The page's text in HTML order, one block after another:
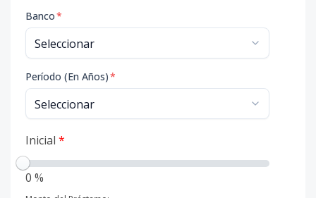
Banco*
Período (En Años)*
Inicial *
0 %